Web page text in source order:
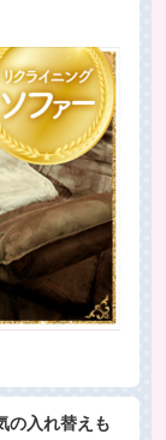
の入れ替えも